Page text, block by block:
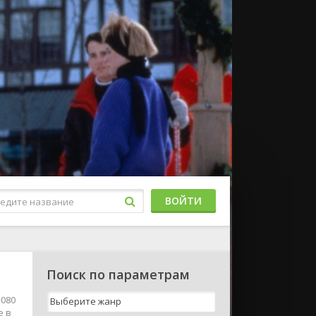
ВОЙТИ
в
Поиск по параметрам